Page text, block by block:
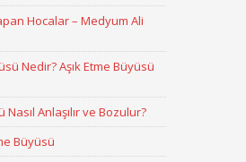
Hocalar – Medyum Ali
Nedir? Aşık Etme Büyüsü
Nasıl Anlaşılır ve Bozulur?
Büyüsü